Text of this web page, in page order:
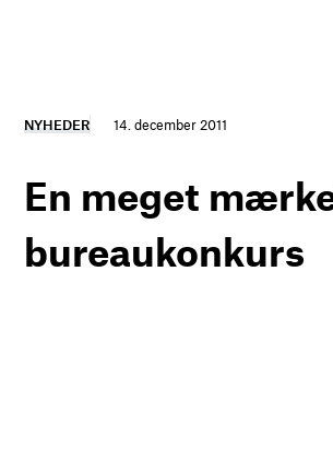
NYHEDER 14. december 2011
En meget
bureaukonkurs